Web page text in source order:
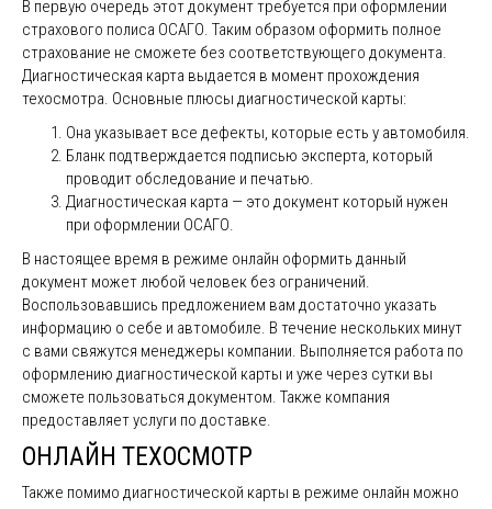
В первую очередь этот документ требуется при оформлении
страхового полиса ОСАГО. Таким образом оформить полное
страхование не сможете без соответствующего документа.
Диагностическая карта выдается в момент прохождения
техосмотра. Основные плюсы диагностической карты:
Она указывает все дефекты, которые есть у автомобиля.
Бланк подтверждается подписью эксперта, который
проводит обследование и печатью.
Диагностическая карта — это документ который нужен
при оформлении ОСАГО.
В настоящее время в режиме онлайн оформить данный
документ может любой человек без ограничений.
Воспользовавшись предложением вам достаточно указать
информацию о себе и автомобиле. В течение нескольких минут
с вами свяжутся менеджеры компании. Выполняется работа по
оформлению диагностической карты и уже через сутки вы
сможете пользоваться документом. Также компания
предоставляет услуги по доставке.
ОНЛАЙН ТЕХОСМОТР
Также помимо диагностической карты в режиме онлайн можно